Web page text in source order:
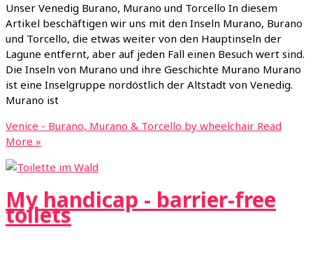
Unser Venedig Burano, Murano und Torcello In diesem
Artikel beschäftigen wir uns mit den Inseln Murano, Burano
und Torcello, die etwas weiter von den Hauptinseln der
Lagune entfernt, aber auf jeden Fall einen Besuch wert sind.
Die Inseln von Murano und ihre Geschichte Murano Murano
ist eine Inselgruppe nordöstlich der Altstadt von Venedig.
Murano ist
Venice - Burano, Murano & Torcello by wheelchair Read
More »
My handicap - barrier-free
toilets